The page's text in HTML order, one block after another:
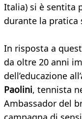
Italia) si è sentita
durante la pratica
In risposta a
da oltre 20 anni
dell’educazione
Paolini, tennista
Ambassador del